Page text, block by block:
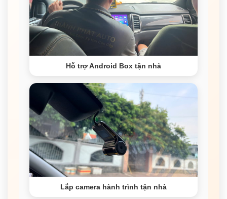
Hỗ trợ Android Box tận nhà
Lắp camera hành trình tận nhà